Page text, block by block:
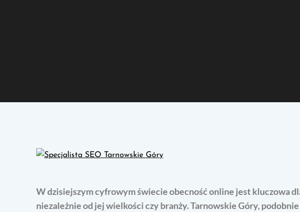
W dzisiejszym cyfrowym świecie obecność online jest kluczowa
niezależnie od jej wielkości czy branży. Tarnowskie Góry,